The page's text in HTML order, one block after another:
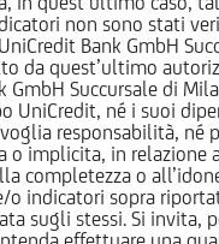
non sono stati
Bank GmbH
da quest’ultimo
GmbH Succursale di
UniCredit, né i suoi
responsabilità, né
o implicita, in relazione
completezza o
o indicatori sopra
sugli stessi. Si invita,